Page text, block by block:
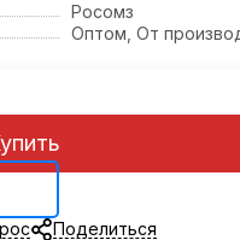
Росомз
Оптом, От
Поделиться